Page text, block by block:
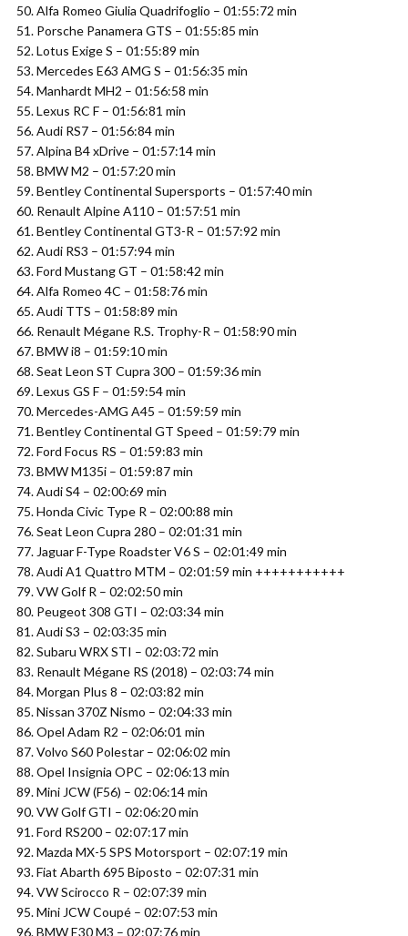
50. Alfa Romeo Giulia Quadrifoglio – 01:55:72 min
51. Porsche Panamera GTS – 01:55:85 min
52. Lotus Exige S – 01:55:89 min
53. Mercedes E63 AMG S – 01:56:35 min
54. Manhardt MH2 – 01:56:58 min
55. Lexus RC F – 01:56:81 min
56. Audi RS7 – 01:56:84 min
57. Alpina B4 xDrive – 01:57:14 min
58. BMW M2 – 01:57:20 min
59. Bentley Continental Supersports – 01:57:40 min
60. Renault Alpine A110 – 01:57:51 min
61. Bentley Continental GT3-R – 01:57:92 min
62. Audi RS3 – 01:57:94 min
63. Ford Mustang GT – 01:58:42 min
64. Alfa Romeo 4C – 01:58:76 min
65. Audi TTS – 01:58:89 min
66. Renault Mégane R.S. Trophy-R – 01:58:90 min
67. BMW i8 – 01:59:10 min
68. Seat Leon ST Cupra 300 – 01:59:36 min
69. Lexus GS F – 01:59:54 min
70. Mercedes-AMG A45 – 01:59:59 min
71. Bentley Continental GT Speed – 01:59:79 min
72. Ford Focus RS – 01:59:83 min
73. BMW M135i – 01:59:87 min
74. Audi S4 – 02:00:69 min
75. Honda Civic Type R – 02:00:88 min
76. Seat Leon Cupra 280 – 02:01:31 min
77. Jaguar F-Type Roadster V6 S – 02:01:49 min
78. Audi A1 Quattro MTM – 02:01:59 min +++++++++++
79. VW Golf R – 02:02:50 min
80. Peugeot 308 GTI – 02:03:34 min
81. Audi S3 – 02:03:35 min
82. Subaru WRX STI – 02:03:72 min
83. Renault Mégane RS (2018) – 02:03:74 min
84. Morgan Plus 8 – 02:03:82 min
85. Nissan 370Z Nismo – 02:04:33 min
86. Opel Adam R2 – 02:06:01 min
87. Volvo S60 Polestar – 02:06:02 min
88. Opel Insignia OPC – 02:06:13 min
89. Mini JCW (F56) – 02:06:14 min
90. VW Golf GTI – 02:06:20 min
91. Ford RS200 – 02:07:17 min
92. Mazda MX-5 SPS Motorsport – 02:07:19 min
93. Fiat Abarth 695 Biposto – 02:07:31 min
94. VW Scirocco R – 02:07:39 min
95. Mini JCW Coupé – 02:07:53 min
96. BMW E30 M3 – 02:07:76 min